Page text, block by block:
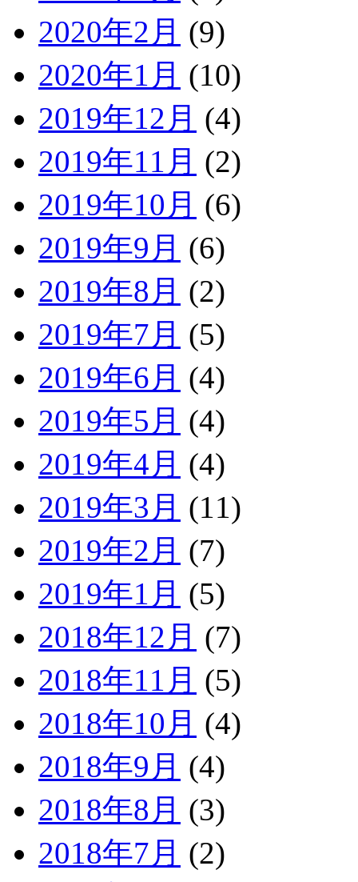
2020年2月 (9)
2020年1月 (10)
2019年12月 (4)
2019年11月 (2)
2019年10月 (6)
2019年9月 (6)
2019年8月 (2)
2019年7月 (5)
2019年6月 (4)
2019年5月 (4)
2019年4月 (4)
2019年3月 (11)
2019年2月 (7)
2019年1月 (5)
2018年12月 (7)
2018年11月 (5)
2018年10月 (4)
2018年9月 (4)
2018年8月 (3)
2018年7月 (2)